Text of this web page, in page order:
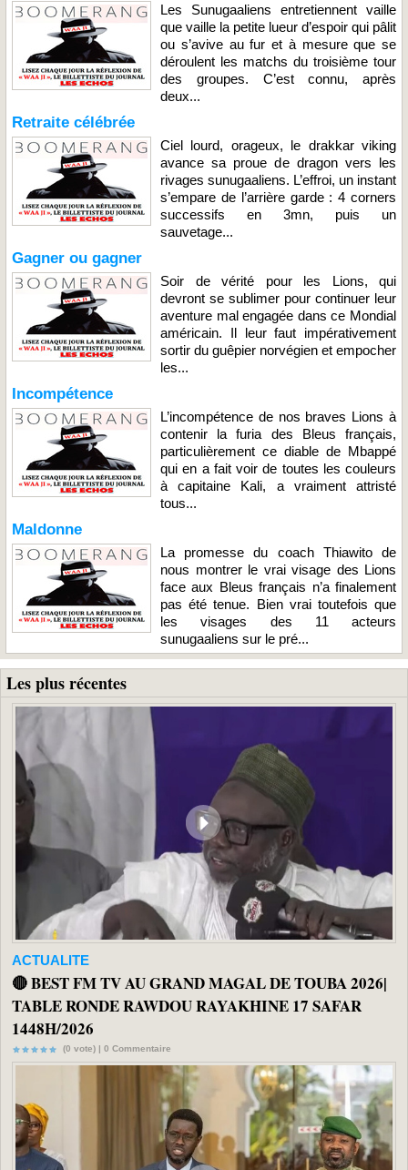
Les Sunugaaliens entretiennent vaille
que vaille la petite lueur d’espoir qui pâlit
ou s’avive au fur et à mesure que se
déroulent les matchs du troisième tour
des groupes. C’est connu, après
deux...
Retraite célébrée
Ciel lourd, orageux, le drakkar viking
avance sa proue de dragon vers les
rivages sunugaaliens. L’effroi, un instant
s’empare de l’arrière garde : 4 corners
successifs en 3mn, puis un
sauvetage...
Gagner ou gagner
Soir de vérité pour les Lions, qui
devront se sublimer pour continuer leur
aventure mal engagée dans ce Mondial
américain. Il leur faut impérativement
sortir du guêpier norvégien et empocher
les...
Incompétence
L’incompétence de nos braves Lions à
contenir la furia des Bleus français,
particulièrement ce diable de Mbappé
qui en a fait voir de toutes les couleurs
à capitaine Kali, a vraiment attristé
tous...
Maldonne
La promesse du coach Thiawito de
nous montrer le vrai visage des Lions
face aux Bleus français n’a finalement
pas été tenue. Bien vrai toutefois que
les visages des 11 acteurs
sunugaaliens sur le pré...
Les plus récentes
ACTUALITE
🔴 BEST FM TV AU GRAND MAGAL DE TOUBA 2026|
TABLE RONDE RAWDOU RAYAKHINE 17 SAFAR
1448H/2026
(0 vote) | 0 Commentaire